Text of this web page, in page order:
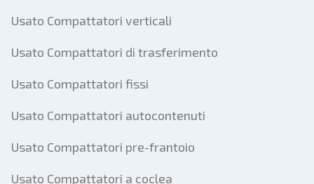
Usato Compattatori verticali
Usato Compattatori di trasferimento
Usato Compattatori fissi
Usato Compattatori autocontenuti
Usato Compattatori pre-frantoio
Usato Compattatori a coclea